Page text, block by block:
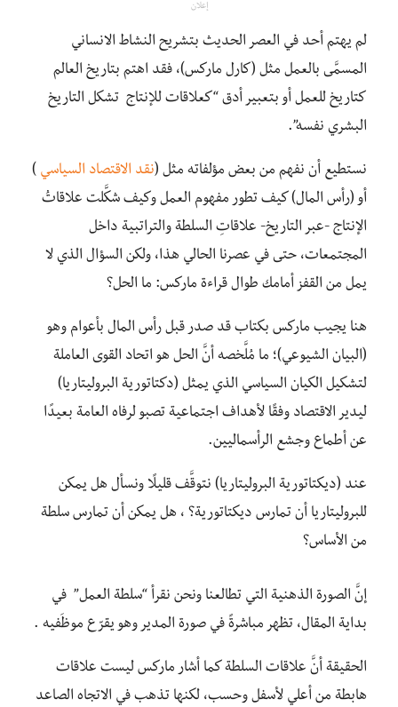
إعلان
لم يهتم أحد في العصر الحديث بتشريح النشاط الانساني
المسمَّى بالعمل مثل (كارل ماركس)، فقد اهتم بتاريخ العالم
كتاريخ للعمل أو بتعبير أدق “كعلاقات للإنتاج تشكل التاريخ
البشري نفسه”.
نستطيع أن نفهم من بعض مؤلفاته مثل (نقد الاقتصاد السياسي )
أو (رأس المال) كيف تطور مفهوم العمل وكيف شكَّلت علاقاتُ
الإنتاج -عبر التاريخ- علاقاتِ السلطة والتراتبية داخل
المجتمعات، حتى في عصرنا الحالي هذا، ولكن السؤال الذي لا
يمل من القفز أمامك طوال قراءة ماركس: ما الحل؟
هنا يجيب ماركس بكتاب قد صدر قبل رأس المال بأعوام وهو
(البيان الشيوعي)؛ ما مُلَّخصه أنَّ الحل هو اتحاد القوى العاملة
لتشكيل الكيان السياسي الذي يمثل (دكتاتورية البروليتاريا)
ليدير الاقتصاد وفقًا لأهداف اجتماعية تصبو لرفاه العامة بعيدًا
عن أطماع وجشع الرأسماليين.
عند (ديكتاتورية البروليتاريا) نتوقَّف قليلًا ونسأل هل يمكن
للبروليتاريا أن تمارس ديكتاتورية؟ ، هل يمكن أن تمارس سلطة
من الأساس؟
إنَّ الصورة الذهنية التي تطالعنا ونحن نقرأ “سلطة العمل” في
بداية المقال، تظهر مباشرةً في صورة المدير وهو يقرّع موظَفيه .
الحقيقة أنَّ علاقات السلطة كما أشار ماركس ليست علاقات
هابطة من أعلي لأسفل وحسب، لكنها تذهب في الاتجاه الصاعد